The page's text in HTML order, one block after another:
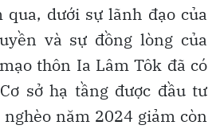
dưới sự lãnh đạo của
và sự đồng lòng của
thôn Ia Lâm Tôk đã có
sở hạ tầng được đầu tư
năm 2024 giảm còn